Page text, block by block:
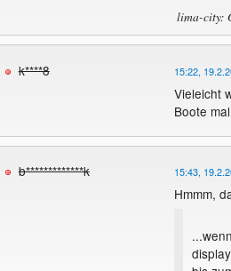
lima-city:
k****8 15:22,
Vieleicht
Boote
b*************k 15:43,
Hmmm,